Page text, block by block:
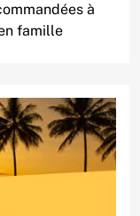
à
famille